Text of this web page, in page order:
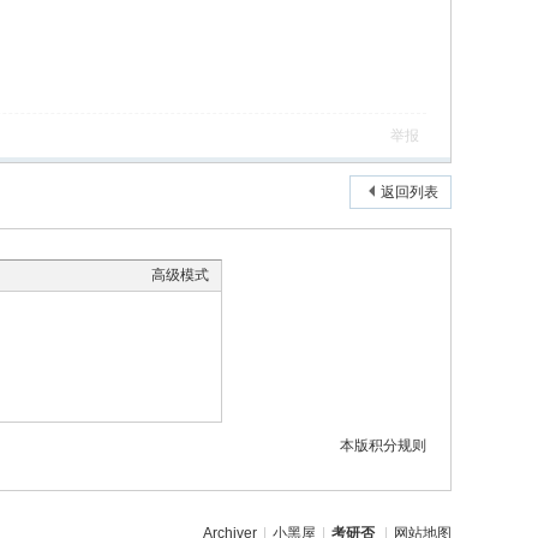
举报
返回列表
高级模式
本版积分规则
Archiver 小黑屋 考研否 网站地图